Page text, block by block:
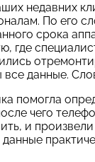
недавних
По его
срока
где
все данные.
помогла
чего
и
данные